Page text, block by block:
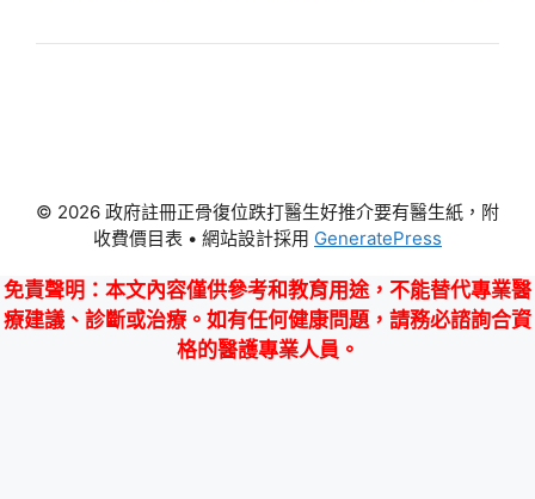
© 2026 政府註冊正骨復位跌打醫生好推介要有醫生紙，附
收費價目表 • 網站設計採用 GeneratePress
免責聲明 ：本文內容僅供參考和教育用途，不能替代專業醫
療建議、診斷或治療。如有任何健康問題，請務必諮詢合資
格的醫護專業人員。